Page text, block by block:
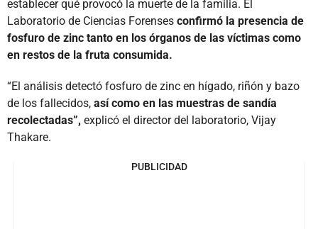
establecer qué provocó la muerte de la familia. El
Laboratorio de Ciencias Forenses confirmó la presencia de
fosfuro de zinc tanto en los órganos de las víctimas como
en restos de la fruta consumida.
“El análisis detectó fosfuro de zinc en hígado, riñón y bazo
de los fallecidos, así como en las muestras de sandía
recolectadas”, explicó el director del laboratorio, Vijay
Thakare.
PUBLICIDAD